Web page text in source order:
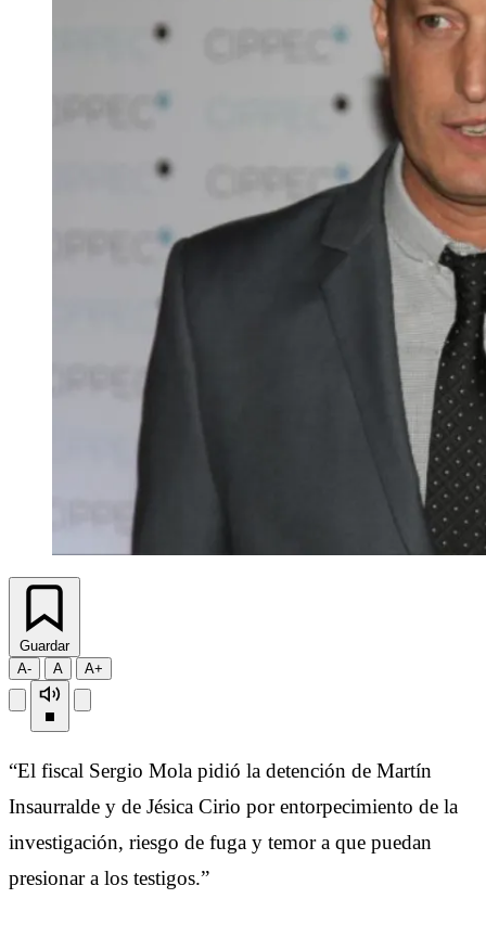
Guardar
A-
A A+
“El fiscal Sergio Mola pidió la detención de Martín
Insaurralde y de Jésica Cirio por entorpecimiento de la
investigación, riesgo de fuga y temor a que puedan
presionar a los testigos.”